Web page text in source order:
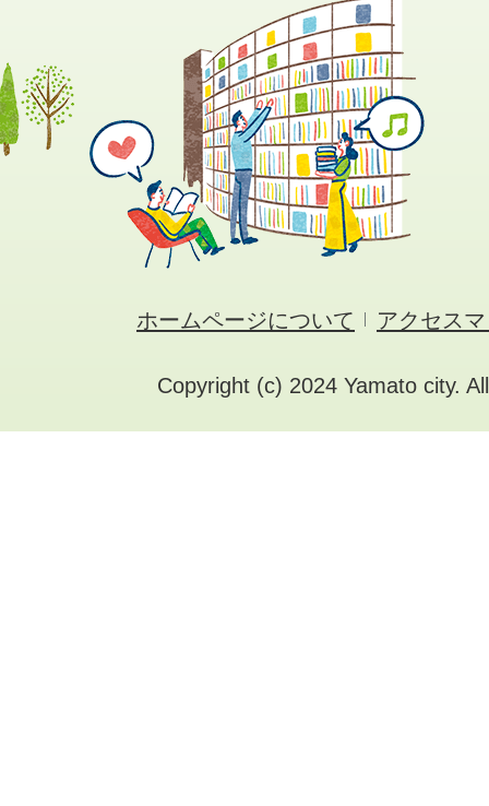
ホームページについて アクセス
Copyright (c) 2024 Yamato city.